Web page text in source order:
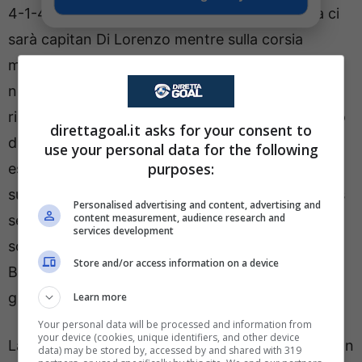
4-1-4-1 offrirà due novità importanti. A destra ci
sarà capitan Di Lorenzo mentre sulla corsia
mancina Spinazzola, dal 1′. Al centro doppia
novità: Rrahmani, infortunato col Kosovo, verrà
rimpiazzato dall’olandese
. Arrivato
dal Bologna per 30 milioni, il talento potrà quindi
esordire con la maglia azzurra in Serie A
suo fianco ci sarà Buongiorno mentre Juan Jesus
sembrerebbe partire dalla panchina. Lobotka a
schermo della difesa, più avanti McTominay, De
Bruyne, Anguissa e Politano mentre davanti
giocherà Lorenzo Lucca.
La Fiorentina di Pioli si schiererà con il 3-4-1-2 con
direttagoal.it asks for your consent to
use your personal data for the following
purposes:
Personalised advertising and content, advertising and
content measurement, audience research and
services development
Store and/or access information on a device
Learn more
Your personal data will be processed and information from
your device (cookies, unique identifiers, and other device
data) may be stored by, accessed by and shared with 319